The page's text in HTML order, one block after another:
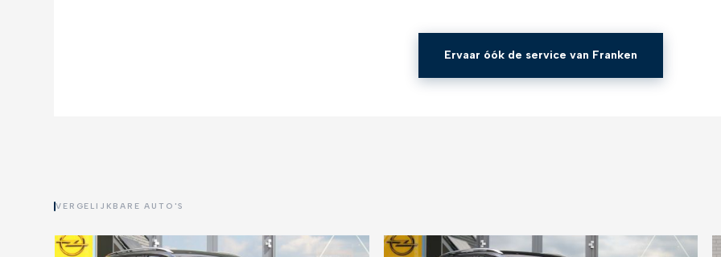
Ervaar óók de service van Franken
VERGELIJKBARE AUTO'S